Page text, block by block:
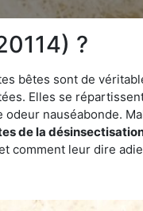
?
bêtes sont de
Elles se
nauséabonde.
de la
comment leur dire